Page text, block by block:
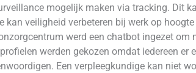
mogelijk maken via tracking. Dit
kan veiligheid verbeteren bij werk op
werd een chatbot ingezet om
werden gekozen omdat iedereen er
Een verpleegkundige kan niet